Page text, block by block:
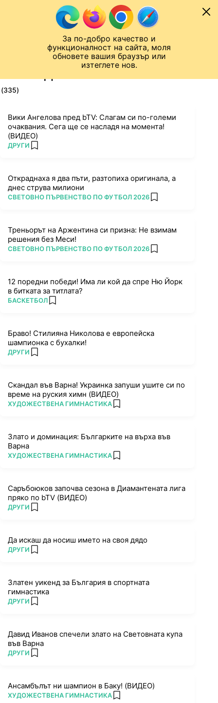
За по-добро качество и
функционалност на сайта, моля
обновете вашия браузър или
изтеглете нов.
Към съдържанието
Лига на Конференциите
(335)
Вики Ангелова пред bTV: Слагам си по-големи
очаквания. Сега ще се насладя на момента!
(ВИДЕО)
ПОВЕЧЕ ОТ
ДРУГИ add favorites
Откраднаха я два пъти, разтопиха оригинала, а
днес струва милиони
ПОВЕЧЕ ОТ
СВЕТОВНО ПЪРВЕНСТВО ПО ФУТБОЛ 2026 add favorites
Треньорът на Аржентина си призна: Не взимам
решения без Меси!
ПОВЕЧЕ ОТ
СВЕТОВНО ПЪРВЕНСТВО ПО ФУТБОЛ 2026 add favorites
12 поредни победи! Има ли кой да спре Ню Йорк
в битката за титлата?
ПОВЕЧЕ ОТ
БАСКЕТБОЛ add favorites
Браво! Стилияна Николова е европейска
шампионка с бухалки!
ПОВЕЧЕ ОТ
ДРУГИ add favorites
Скандал във Варна! Украинка запуши ушите си по
време на руския химн (ВИДЕО)
ПОВЕЧЕ ОТ
ХУДОЖЕСТВЕНА ГИМНАСТИКА add favorites
Злато и доминация: Българките на върха във
Варна
ПОВЕЧЕ ОТ
ХУДОЖЕСТВЕНА ГИМНАСТИКА add favorites
Саръбоюков започва сезона в Диамантената лига
пряко по bTV (ВИДЕО)
ПОВЕЧЕ ОТ
ДРУГИ add favorites
Да искаш да носиш името на своя дядо
ПОВЕЧЕ ОТ
ДРУГИ add favorites
Златен уикенд за България в спортната
гимнастика
ПОВЕЧЕ ОТ
ДРУГИ add favorites
Давид Иванов спечели злато на Световната купа
във Варна
ПОВЕЧЕ ОТ
ДРУГИ add favorites
Ансамбълът ни шампион в Баку! (ВИДЕО)
ПОВЕЧЕ ОТ
ХУДОЖЕСТВЕНА ГИМНАСТИКА add favorites